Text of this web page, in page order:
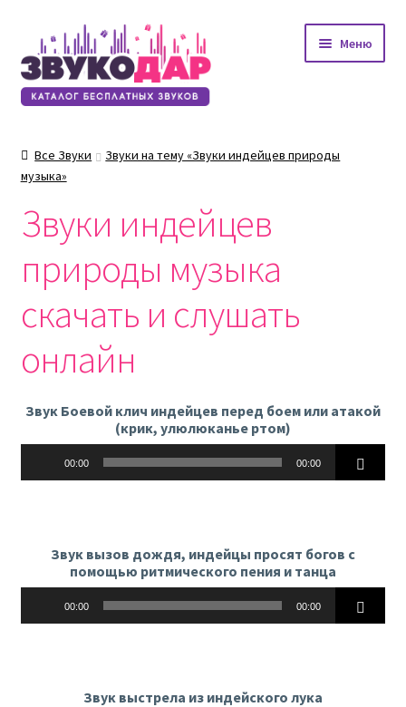
Перейти
к
навигации
Перейти
к
содержимому
Меню
Все Звуки
Звуки на тему «Звуки индейцев природы
музыка»
Звуки индейцев
природы музыка
скачать и слушать
онлайн
Звук Боевой клич индейцев перед боем или атакой
(крик, улюлюканье ртом)
00:00 00:00
Звук вызов дождя, индейцы просят богов с
помощью ритмического пения и танца
00:00 00:00
Звук выстрела из индейского лука